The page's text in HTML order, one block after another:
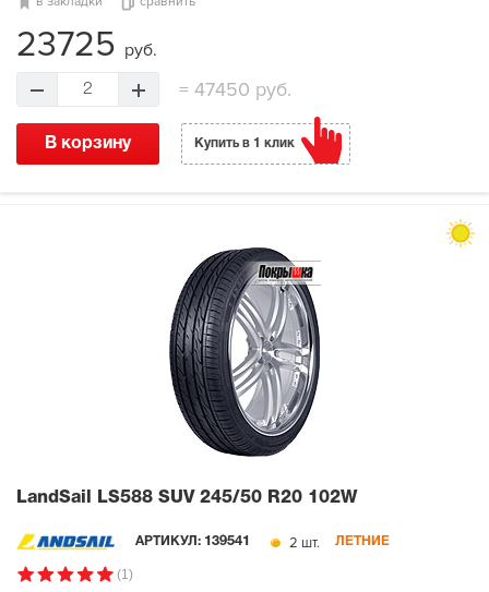
23725 руб.
2 = 47450 руб.
В корзину Купить в 1 клик
LandSail LS588 SUV 245/50 R20 102W
АРТИКУЛ: 139541 2 шт. ЛЕТНИЕ
(1)